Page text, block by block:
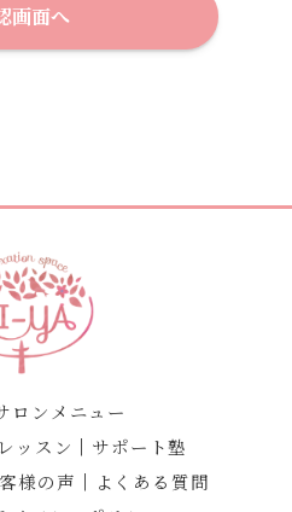
ロンメニュー
ッスン ｜ サポート塾
様の声 ｜ よくある質問